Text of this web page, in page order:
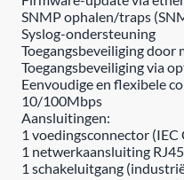
SNMP ophalen/traps
Syslog-ondersteuning
Toegangsbeveiliging
Toegangsbeveiliging via
Eenvoudige en flexibele
10/100Mbps
Aansluitingen:
1 voedingsconnector (IEC
1 netwerkaansluiting
1 schakeluitgang